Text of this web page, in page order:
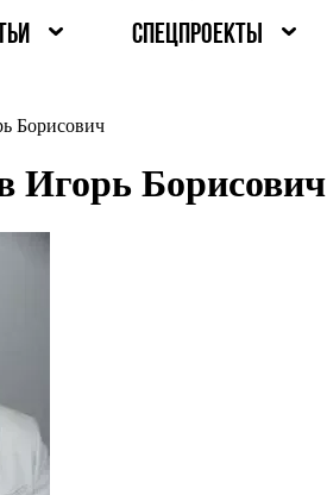
СПЕЦПРОЕКТЫ
Борисович
Игорь Борисович